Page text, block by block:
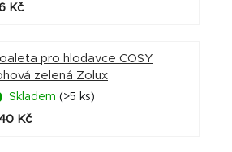
Kč
pro hlodavce COSY
zelená Zolux
Skladem (>5 ks)
Kč